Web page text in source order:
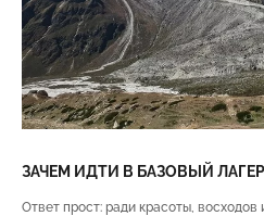
ЗАЧЕМ ИДТИ В БАЗОВЫЙ
Ответ прост: ради красоты, восходов